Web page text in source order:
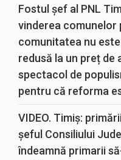
Fostul șef al PNL
vinderea comunelor
comunitatea nu
redusă la un preț de
spectacol de
pentru că reforma
VIDEO. Timiș:
șeful Consiliului
îndeamnă primarii